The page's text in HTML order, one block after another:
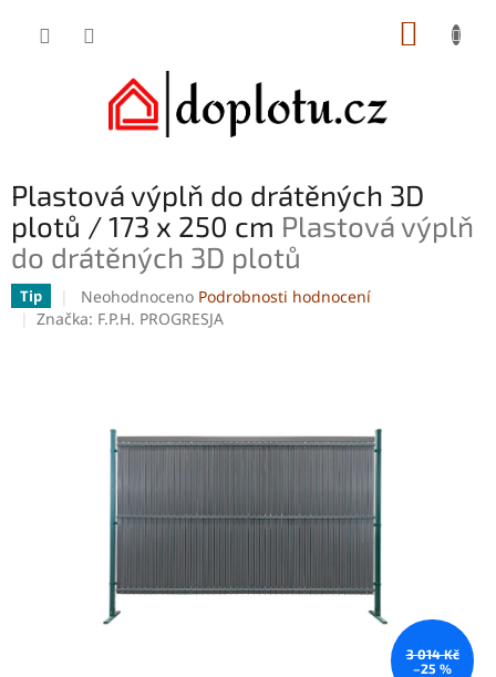
Plastová výplň do drátěných 3D
plotů / 173 x 250 cm Plastová výplň
do drátěných 3D plotů
Tip
Průměrné
hodnocení
hvězdiček.
Neohodnoceno Podrobnosti hodnocení
Značka: F.P.H. PROGRESJA
3 014 Kč
–25 %